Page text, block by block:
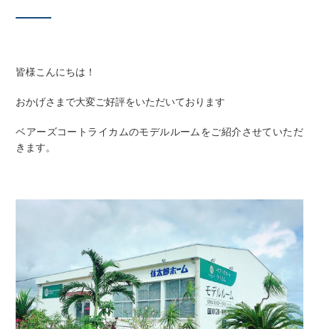
皆様こんにちは！
おかげさまで大変ご好評をいただいております
ベアーズコートライカムのモデルルームをご紹介させていただ
きます。